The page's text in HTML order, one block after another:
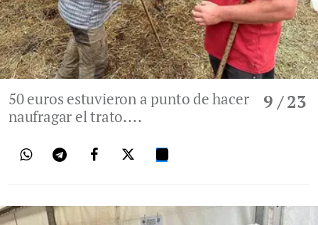
9 / 23
50 euros estuvieron a punto de hacer
naufragar el trato....